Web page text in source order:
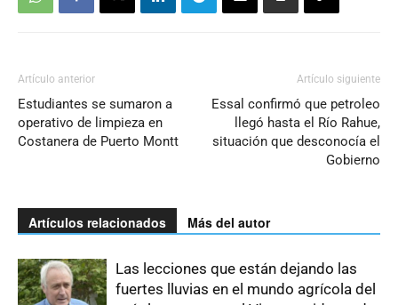
Artículo anterior
Estudiantes se sumaron a
operativo de limpieza en
Costanera de Puerto Montt
Artículo siguiente
Essal confirmó que petroleo
llegó hasta el Río Rahue,
situación que desconocía el
Gobierno
Artículos relacionados Más del autor
Las lecciones que están dejando las
fuertes lluvias en el mundo agrícola del